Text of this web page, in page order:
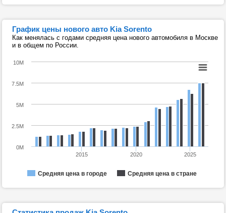
График цены нового авто Kia Sorento
Как менялась с годами средняя цена нового автомобиля в Москве
и в общем по России.
Средняя цена в городе Средняя цена в стране
2015 2020 2025
0M
2.5M
5M
7.5M
10M